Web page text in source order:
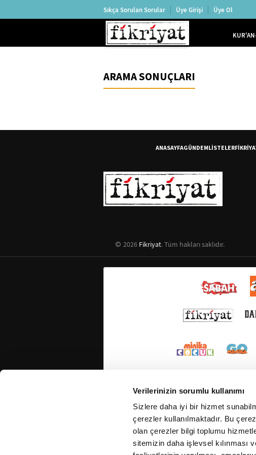
Verilerinizin sorumlu kullanımı
Sizlere daha iyi bir hizmet
çerezler kullanılmaktadır. Bu
olan çerezler bilgi toplumu
sitemizin daha işlevsel
Sıkça Sorulan Sorular Üye Girişi Üye Ol
ARAMA SONUÇLARI
ANASAYFAGÜNDEMLİSTELER
2026 Fikriyat. Tüm hakları saklıdır.